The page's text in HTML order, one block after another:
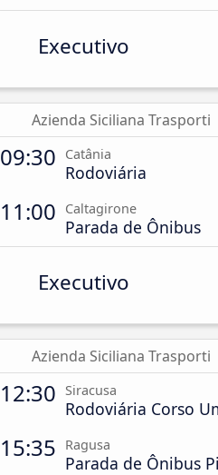
Executivo
Azienda Siciliana Trasporti
09:30 Catânia
Rodoviária
11:00 Caltagirone
Parada de Ônibus
Executivo
Azienda Siciliana Trasporti
12:30 Siracusa
Rodoviária Corso
15:35 Ragusa
Parada de Ônibus